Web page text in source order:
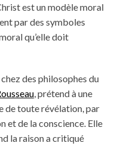
est un modèle moral
par des symboles
qu’elle doit
des philosophes du
, prétend à une
de toute révélation, par
et de la conscience. Elle
la raison a critiqué